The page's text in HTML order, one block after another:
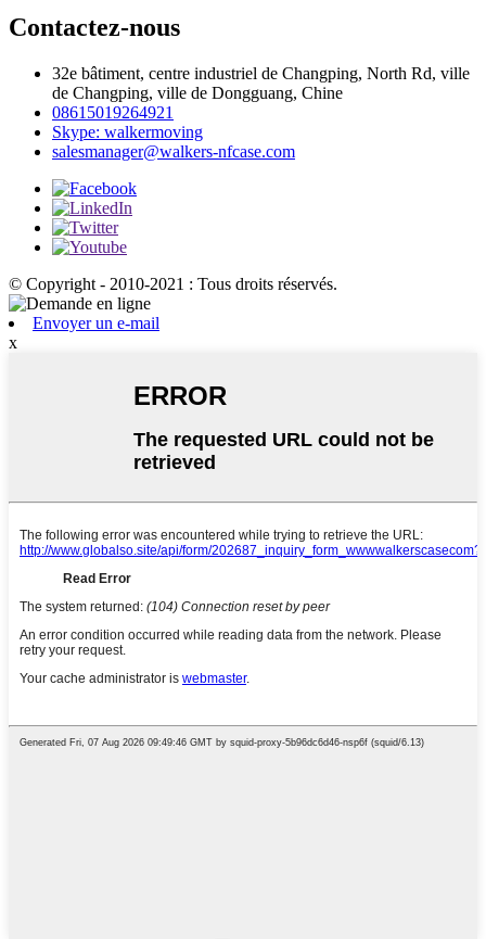
Contactez-nous
32e bâtiment, centre industriel de Changping, North Rd, ville
de Changping, ville de Dongguang, Chine
08615019264921
Skype: walkermoving
salesmanager@walkers-nfcase.com
© Copyright - 2010-2021 : Tous droits réservés.
Envoyer un e-mail
x